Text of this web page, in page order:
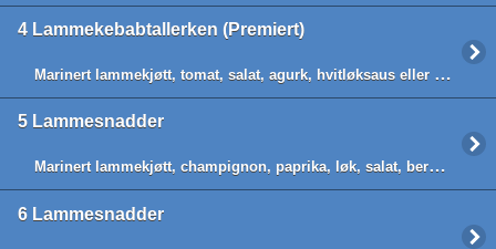
4 Lammekebabtallerken (Premiert)
Marinert lammekjøtt, tomat, salat, agurk, hvitløksaus eller chilisaus og chips
5 Lammesnadder
Marinert lammekjøtt, champignon, paprika, løk, salat, bernaise- eller hvitløksaus og chips
6 Lammesnadder